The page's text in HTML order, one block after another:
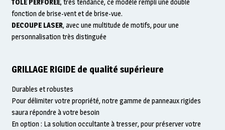
fonction de brise-vent et de brise-vue.
DECOUPE LASER, avec une multitude de motifs, pour une
personnalisation très distinguée
GRILLAGE RIGIDE de qualité supérieure
Durables et robustes
Pour délimiter votre propriété, notre gamme de panneaux rigides
saura répondre à votre besoin
En option : La solution occultante à tresser, pour préserver votre